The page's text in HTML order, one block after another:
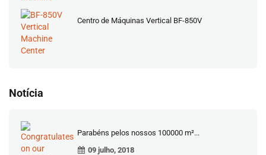
Centro de Máquinas Vertical BF-850V
Notícia
Parabéns pelos nossos 100000 m²...
09 julho, 2018